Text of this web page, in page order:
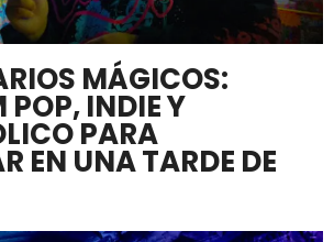
MÁGICOS:
POP, INDIE Y
PARA
EN UNA TARDE DE